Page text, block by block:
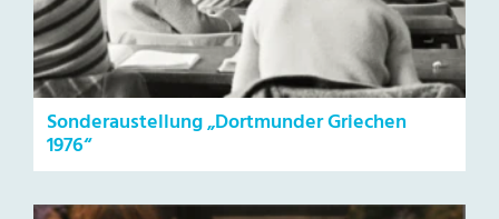
Sonderaustellung „Dortmunder Griechen
1976“